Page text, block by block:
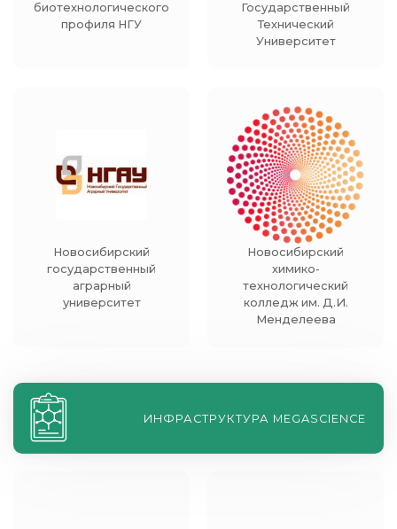
биотехнологического
профиля НГУ
Государственный
Технический
Университет
Новосибирский
государственный
аграрный
университет
Новосибирский
химико-
технологический
колледж им. Д.И.
Менделеева
ИНФРАСТРУКТУРА MEGASCIENCE